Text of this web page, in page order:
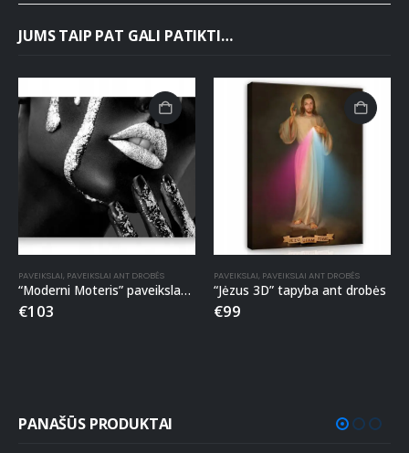
JUMS TAIP PAT GALI PATIKTI…
PAVEIKSLAI PAVEIKSLAI ANT DROBĖS
“Moderni Moteris” paveikslas ant drobės
€103
PAVEIKSLAI PAVEIKSLAI ANT DROBĖS
“Jėzus 3D” tapyba ant drobės
€99
PANAŠŪS PRODUKTAI